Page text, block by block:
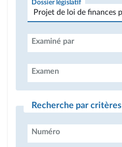
Dossier législatif
Examiné par
Examen
Recherche par critères
Numéro